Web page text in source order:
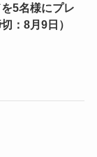
5名様にプレ
：8月9日）